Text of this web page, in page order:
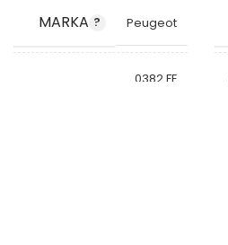
MARKA
Peugeot
0382.FE